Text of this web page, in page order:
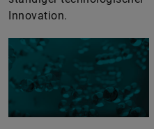
Innovation.